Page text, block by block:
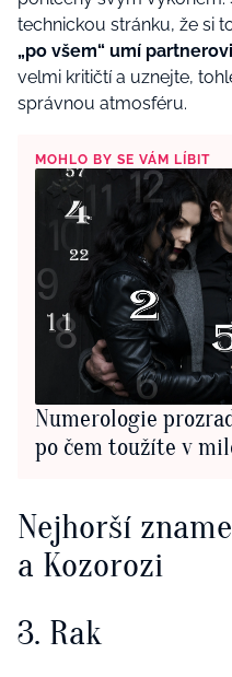
technickou stránku, že si
„po všem“ umí
velmi kritičtí a uznejte,
správnou atmosféru.
MOHLO BY SE VÁM LÍBIT
Numerologie
po čem toužíte v
Nejhorší
a Kozorozi
3. Rak